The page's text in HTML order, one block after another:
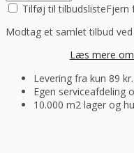
Tilføj til tilbudslisteFjern
Modtag et samlet tilbud
Læs mere
Levering fra kun 89
Egen serviceafdeling
10.000 m2 lager og